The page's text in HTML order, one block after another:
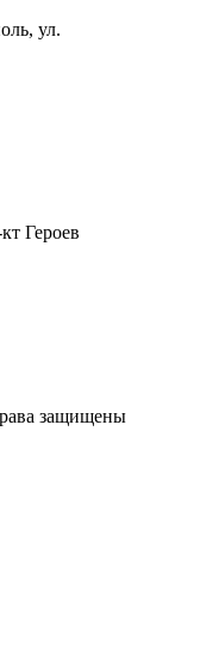
ул.
Героев
защищены